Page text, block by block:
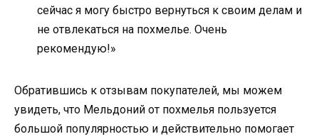
сейчас я могу быстро вернуться к своим делам и
не отвлекаться на похмелье. Очень
рекомендую!»
Обратившись к отзывам покупателей, мы можем
увидеть, что Мельдоний от похмелья пользуется
большой популярностью и действительно помогает